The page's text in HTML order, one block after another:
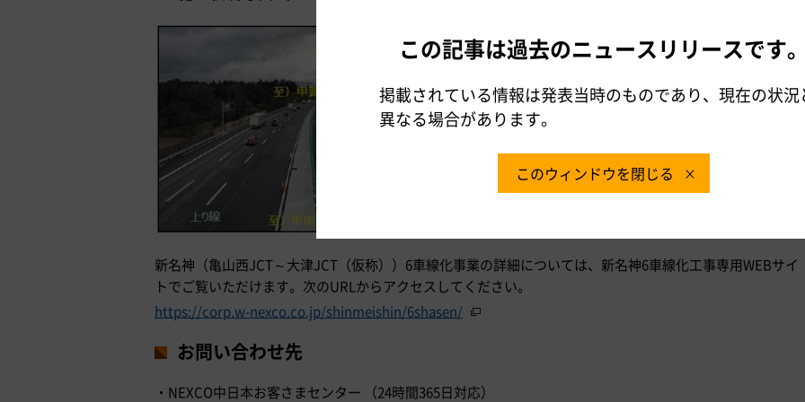
新名神（亀山西JCT～大津JCT（仮称））6車線化事業の詳細については、新名神6車線化工事専用WEBサイ
トでご覧いただけます。次のURLからアクセスしてください。
https://corp.w-nexco.co.jp/shinmeishin/6shasen/
お問い合わせ先
・NEXCO中日本お客さまセンター （24時間365日対応）
この記事は過去のニュースリリースです
掲載されている情報は発表当時のものであり、現在の状況
異なる場合があります。
このウィンドウを閉じる